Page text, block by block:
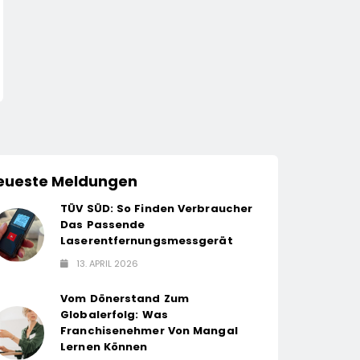
Meldungen
TÜV SÜD: So Finden Verbraucher
Das Passende
Laserentfernungsmessgerät
13. APRIL 2026
Vom Dönerstand Zum
Globalerfolg: Was
Franchisenehmer Von Mangal
Lernen Können